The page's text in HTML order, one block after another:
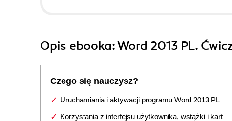
Opis ebooka: Word 2013 PL.
Czego się nauczysz?
Uruchamiania i aktywacji programu Word 2013 PL
Korzystania z interfejsu użytkownika, wstążki i kart